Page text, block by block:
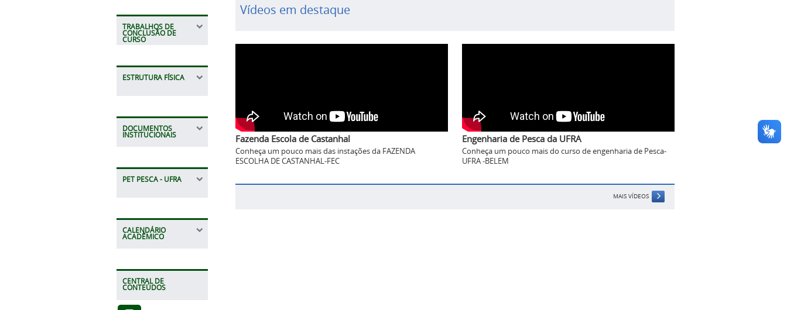
TRABALHOS DE
CONCLUSÃO DE
CURSO
ESTRUTURA FÍSICA
DOCUMENTOS
INSTITUCIONAIS
PET PESCA - UFRA
CALENDÁRIO
ACADÊMICO
CENTRAL DE
CONTEÚDOS
Vídeos em destaque
Fazenda Escola de Castanhal
Conheça um pouco mais das instações da FAZENDA
ESCOLHA DE CASTANHAL-FEC
Engenharia de Pesca da UFRA
Conheça um pouco mais do curso de engenharia de Pesca-
UFRA -BELEM
MAIS VÍDEOS